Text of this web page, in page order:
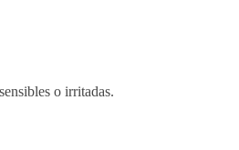
o irritadas.